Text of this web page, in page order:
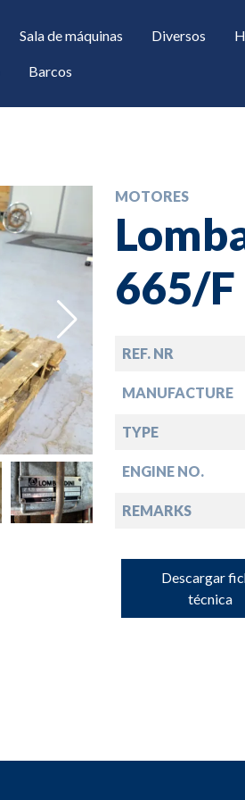
Sala de máquinas Diversos
Barcos
MOTORES
665/F
REF. NR
MANUFACTURE
TYPE
ENGINE NO.
REMARKS
Descargar
técnica